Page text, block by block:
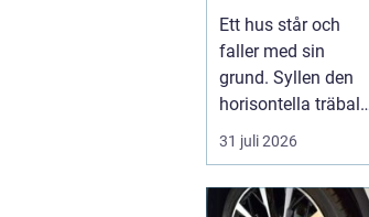
mark
Ett hus står och
faller med sin
grund. Syllen den
horisontella träbalk
som bär upp
väggarna mot pla...
31 juli 2026